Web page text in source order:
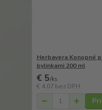
Herbavera Konopné
bylinkami 200 ml
€ 5/ks
€ 4,07 bez DPH